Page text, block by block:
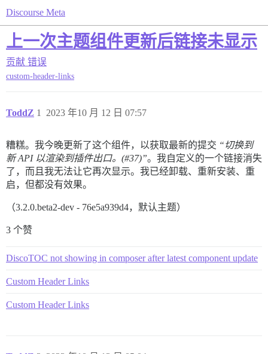
Discourse Meta
上一次主题组件更新后链接未显示
贡献 错误
custom-header-links
ToddZ 2023 年10 月 12 日 07:57
1
糟糕。我今晚更新了这个组件，以获取最新的提交 “切换到
新 API 以渲染到插件出口。(#37)”。我自定义的一个链接消失
了，而且我无法让它再次显示。我已经卸载、重新安装、重
启，但都没有效果。
（3.2.0.beta2-dev - 76e5a939d4，默认主题）
3 个赞
DiscoTOC not showing in composer after latest component update
Custom Header Links
Custom Header Links